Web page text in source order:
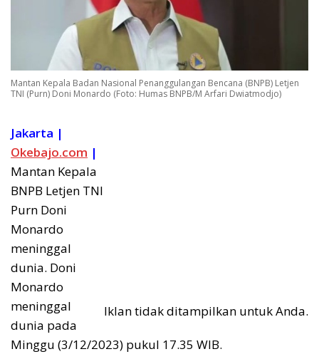
Mantan Kepala Badan Nasional Penanggulangan Bencana (BNPB) Letjen
TNI (Purn) Doni Monardo (Foto: Humas BNPB/M Arfari Dwiatmodjo)
Iklan tidak ditampilkan untuk Anda.
Jakarta |
Okebajo.com |
Mantan Kepala
BNPB Letjen TNI
Purn Doni
Monardo
meninggal
dunia. Doni
Monardo
meninggal
dunia pada
Minggu (3/12/2023) pukul 17.35 WIB.